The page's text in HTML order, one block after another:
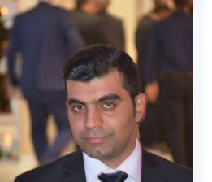
سازمان بورس و اوراق بهادار
مرجع اخبار موثق در بازارسرمایه